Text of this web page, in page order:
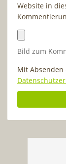
Website in
Bild zum
Mit Absenden